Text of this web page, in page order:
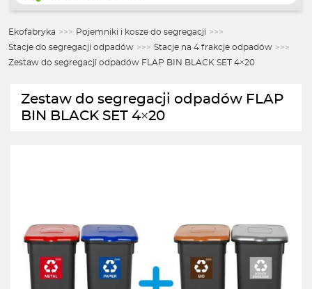
Ekofabryka >>> Pojemniki i kosze do segregacji >>>
Stacje do segregacji odpadów >>> Stacje na 4 frakcje odpadów >>>
Zestaw do segregacji odpadów FLAP BIN BLACK SET 4×20
Zestaw do segregacji odpadów FLAP
BIN BLACK SET 4×20